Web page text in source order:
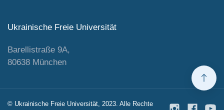
Ukrainische Freie Universität
Barellistraße 9A,
80638 München
© Ukrainische Freie Universität, 2023. Alle Rechte